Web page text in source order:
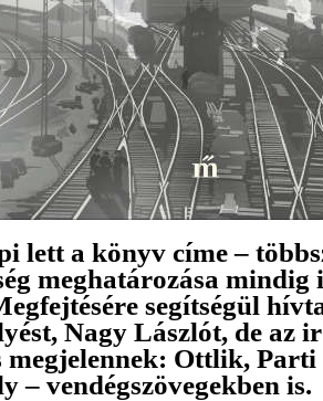
lett a könyv címe –
meghatározása
segítségül
Nagy Lászlót, de az
megjelennek: Ottlik,
– vendégszövegekben is.